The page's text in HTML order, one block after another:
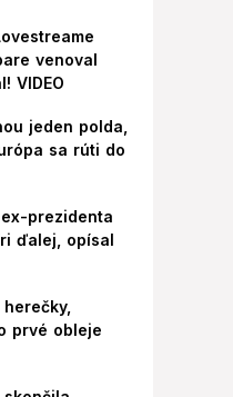
venoval
VIDEO
jeden polda,
sa rúti do
prezidenta
ďalej, opísal
prvé obleje